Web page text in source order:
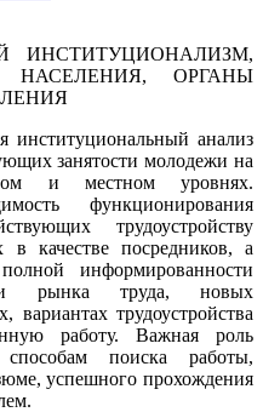
ИНСТИТУЦИОНАЛИЗМ,
НАСЕЛЕНИЯ, ОРГАНЫ
институциональный анализ
занятости молодежи на
и местном уровнях.
функционирования
трудоустройству
качестве посредников, а
информированности
рынка труда, новых
вариантах трудоустройства
работу. Важная роль
поиска работы,
успешного прохождения